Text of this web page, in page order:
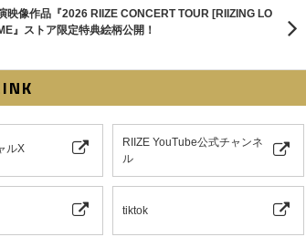
映像作品『2026 RIIZE CONCERT TOUR [RIIZING LO
』ストア限定特典絵柄公開！
ルX
RIIZE YouTube公式チャンネ
ル
tiktok